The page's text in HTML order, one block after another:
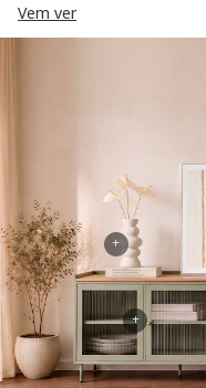
Vem ver
+
+